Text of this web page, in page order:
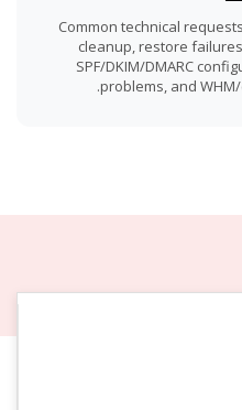
Common technical
cleanup, restore
SPF/DKIM/DMARC
problems, and